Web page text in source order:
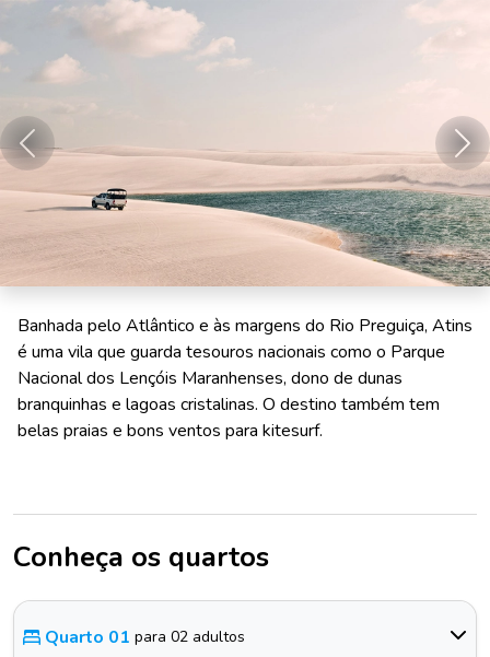
Anterior
Banhada pelo Atlântico e às margens do Rio Preguiça, Atins
é uma vila que guarda tesouros nacionais como o Parque
Nacional dos Lençóis Maranhenses, dono de dunas
branquinhas e lagoas cristalinas. O destino também tem
belas praias e bons ventos para kitesurf.
Conheça os quartos
Quarto 01 para 02 adultos